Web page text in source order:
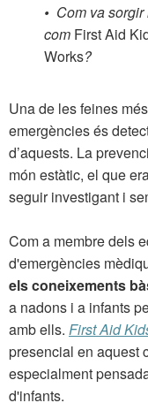
• Com va
com First Aid
Works?
Una de les feines
emergències és
d’aquests. La
món estàtic, el que
seguir investigant i
Com a membre dels
d'emergències
els coneixements
a nadons i a infants
amb ells. First Aid
presencial en aquest
especialment
d'infants.